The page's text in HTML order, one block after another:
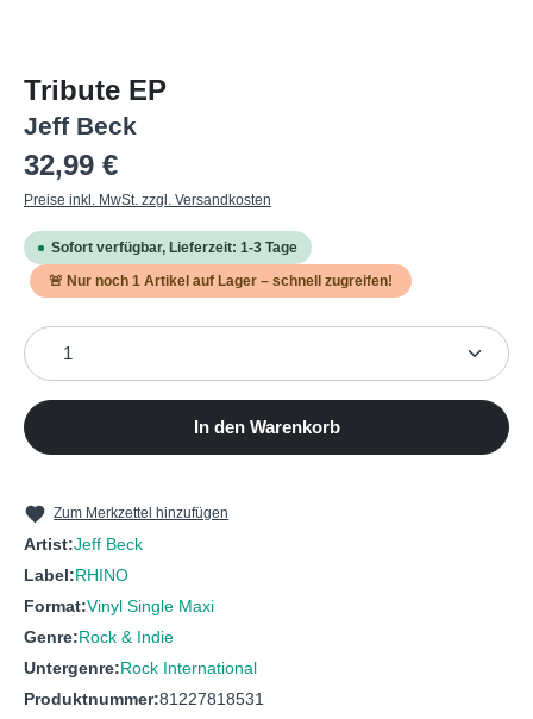
Tribute EP
Jeff Beck
Regulärer Preis:
32,99 €
Preise inkl. MwSt. zzgl. Versandkosten
Sofort verfügbar, Lieferzeit: 1-3 Tage
🚨 Nur noch 1 Artikel auf Lager – schnell zugreifen!
Produkt Anzahl: Gib den gewünschten Wert ein
In den Warenkorb
Zum Merkzettel hinzufügen
Artist:Jeff Beck
Label:RHINO
Format:Vinyl Single Maxi
Genre:Rock & Indie
Untergenre:Rock International
Produktnummer:81227818531